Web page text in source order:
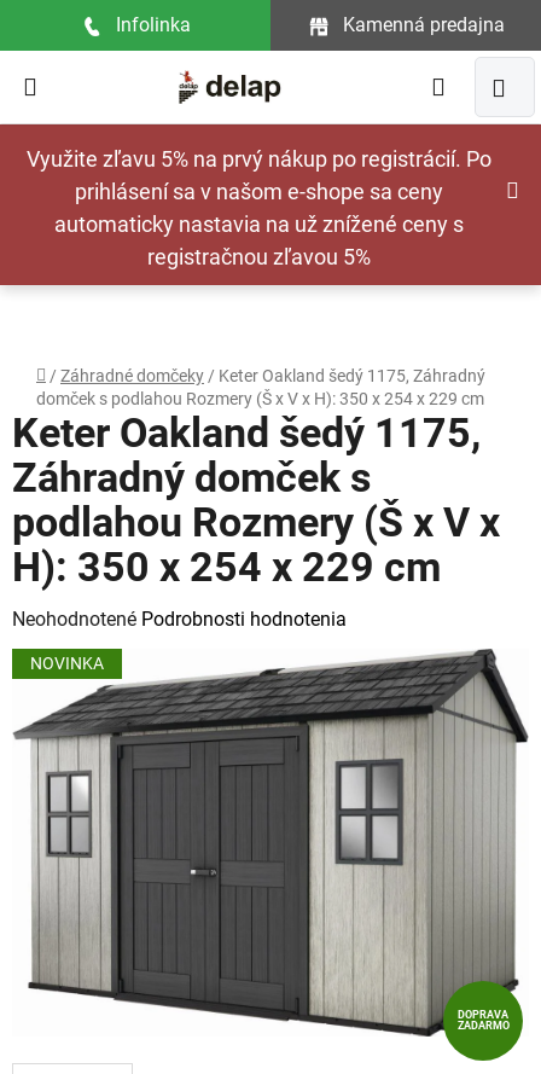
Využite zľavu 5% na prvý nákup po registrácií. Po
prihlásení sa v našom e-shope sa ceny
automaticky nastavia na už znížené ceny s
registračnou zľavou 5%
Infolinka Kamenná predajna
Hľadať
Domov
/ Záhradné domčeky / Keter Oakland šedý 1175, Záhradný
domček s podlahou Rozmery (Š x V x H): 350 x 254 x 229 cm
Keter Oakland šedý 1175,
Záhradný domček s
podlahou Rozmery (Š x V x
H): 350 x 254 x 229 cm
Priemerné
hodnotenie
produktu
0,0
hviezdičiek.
Neohodnotené Podrobnosti hodnotenia
NOVINKA
DOPRAVA
ZADARMO